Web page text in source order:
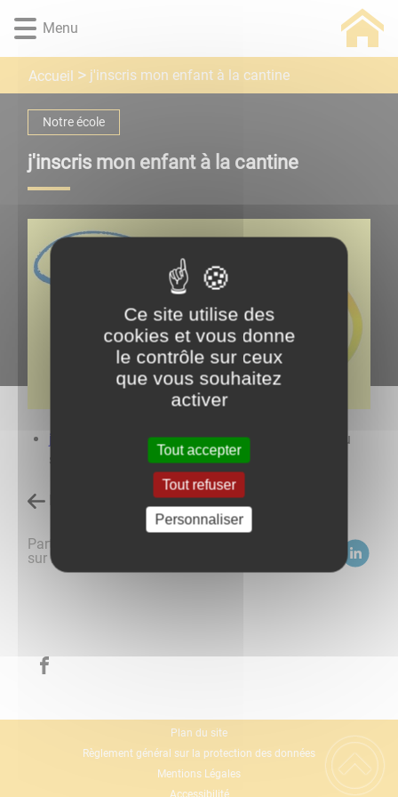
d'accès
menu
d'accès
contenu
principal
d'accès
la
recherche
d'accès
pied
page
Menu
Accueil j'inscris mon enfant à la cantine
Notre école
j'inscris mon enfant à la cantine
j'inscris mon enfant à la cantine
(accès direct au
site ROPACH)
Retour à l'accueil
Partagez
sur :
Plan du site
Règlement général sur la protection des données
Mentions Légales
Ce site utilise des
cookies et vous donne
le contrôle sur ceux
que vous souhaitez
activer
Tout accepter
Tout refuser
Personnaliser